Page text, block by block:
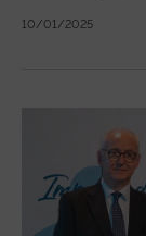
10/01/2025